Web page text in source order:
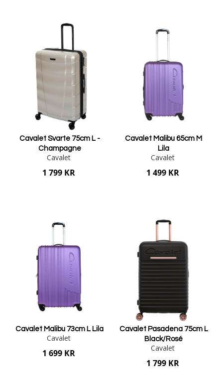
Cavalet Svarte 75cm L -
Champagne
Cavalet
1 799 KR
Cavalet Malibu 65cm M
Lila
Cavalet
1 499 KR
Cavalet Malibu 73cm L Lila
Cavalet
1 699 KR
Cavalet Pasadena 75cm L
Black/Rosé
Cavalet
1 799 KR